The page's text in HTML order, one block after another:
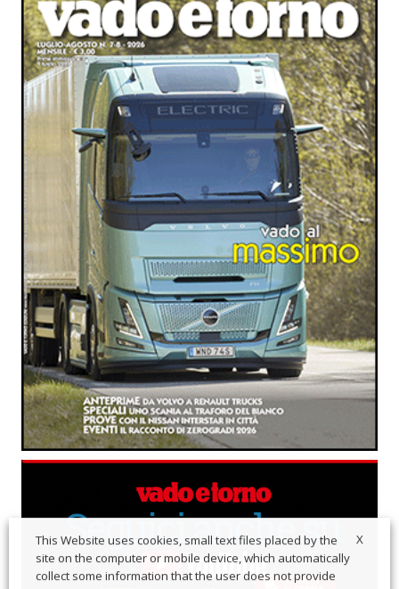
X
This Website uses cookies, small text files placed by the
site on the computer or mobile device, which automatically
collect some information that the user does not provide